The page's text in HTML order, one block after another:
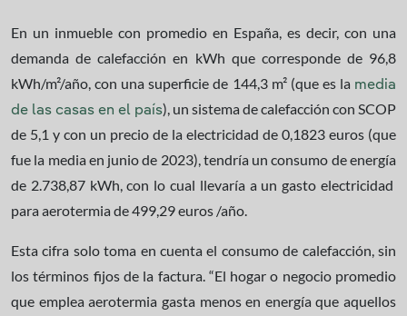
En un inmueble con promedio en España, es decir, con una
demanda de calefacción en kWh que corresponde de 96,8
kWh/m²/año, con una superficie de 144,3 m² (que es la media
de las casas en el país), un sistema de calefacción con SCOP
de 5,1 y con un precio de la electricidad de 0,1823 euros (que
fue la media en junio de 2023), tendría un consumo de energía
de 2.738,87 kWh, con lo cual llevaría a un gasto electricidad
para aerotermia de 499,29 euros /año.
Esta cifra solo toma en cuenta el consumo de calefacción, sin
los términos fijos de la factura. “El hogar o negocio promedio
que emplea aerotermia gasta menos en energía que aquellos